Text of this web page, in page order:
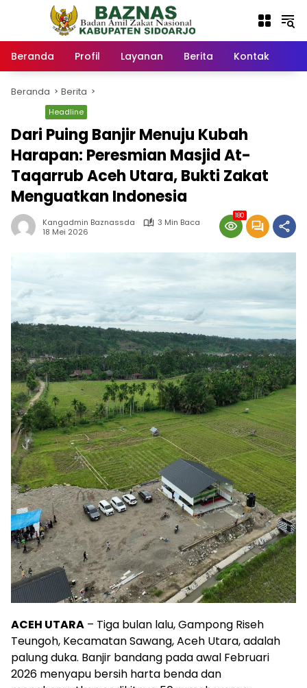
Beranda
Profil Layanan Berita Kontak
Beranda Berita
Headline
Dari Puing Banjir Menuju Kubah
Harapan: Peresmian Masjid At-
Taqarrub Aceh Utara, Bukti Zakat
Menguatkan Indonesia
Kangadmin Baznassda
3 Min Baca
18 Mei 2026
180
ACEH UTARA – Tiga bulan lalu, Gampong Riseh
Teungoh, Kecamatan Sawang, Aceh Utara, adalah
palung duka. Banjir bandang pada awal Februari
2026 menyapu bersih harta benda dan